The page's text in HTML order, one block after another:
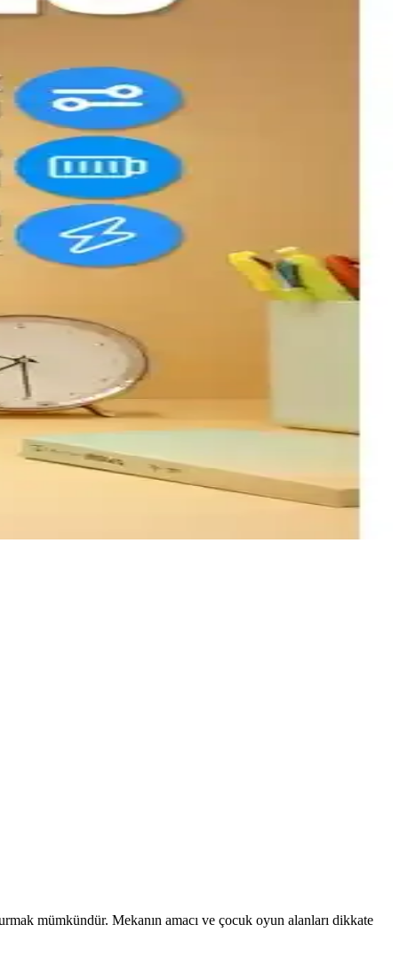
en uygun seçim için rehberlik sağlar.
ve dokunmalı üç kademeli karartma ile esnek ışık ayarı sağlar;
uygun?
özellikler ve kullanıcı geri bildirimleri incelenerek aydınlatma
dekoratif tasarım, loş sıcak tonlarda rahatlatıcı bir atmosfer ve
kolaylığı sunarken, kullanıcı yorumları ve teknik detaylar
mümkündür. Mekanın amacı ve çocuk oyun alanları dikkate